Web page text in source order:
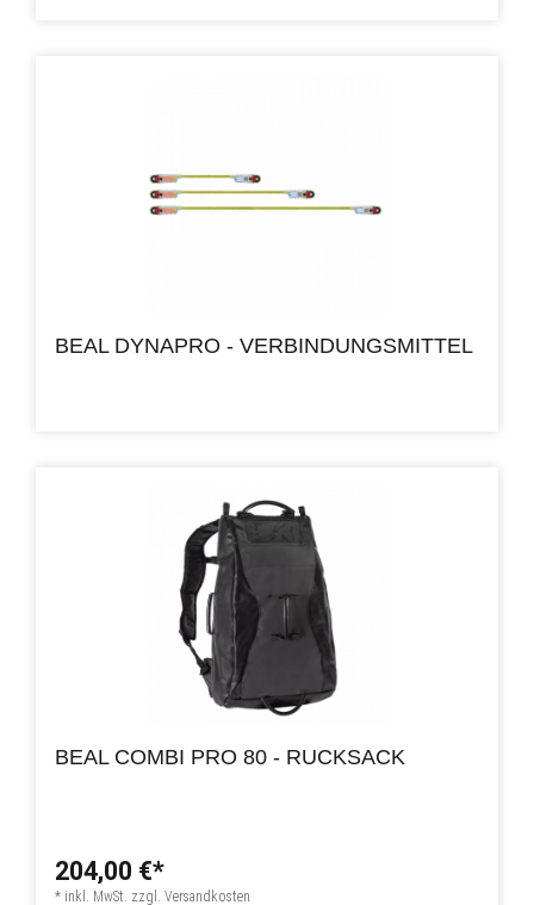
BEAL DYNAPRO - VERBINDUNGSMITTEL
BEAL COMBI PRO 80 - RUCKSACK
204,00 €*
* inkl. MwSt. zzgl. Versandkosten